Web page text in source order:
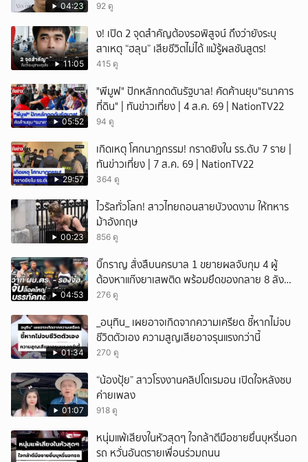
04:23 92 ดู
11:05
ึ้ง! เปิด 2 จุดสำคัญต้องรอพิสูจน์ ถึงว่ายังระบุ
สาเหตุ “ฮลุน” เสียชีวิตไม่ได้ แม้รู้ผลชันสูตร!
415 ดู
05:52
"พีมูฟ" ปักหลักกดดันรัฐบาล! คัดค้านยุบ"ธนาคาร
ที่ดิน" | ทันข่าวเที่ยง | 4 ส.ค. 69 | NationTV22
94 ดู
29:57
เกิดเหตุ โศกนาฏกรรม! กราดยิงใน รร.ดับ 7 ราย |
ทันข่าวเที่ยง | 7 ส.ค. 69 | NationTV22
364 ดู
00:23
ไวรัลทั่วโลก! สาวไทยถอนสายบัวงดงาม ให้ทหาร
ม้าอังกฤษ
856 ดู
04:53
บิ๊กราญ สั่งสืบนครบาล 1 ขยายผลจับกุม 4 ผู้
ต้องหาแก๊งยาเสพติด พร้อมยึดของกลาย 8 ลัง
ส่งผ่านขนส่งเอกชนเข้า กทม.
276 ดู
01:34
_อนุทิน_ เผยอาจเกิดจากความเครียด ชี้หากไม่จบ
ชีวิตตัวเอง ความสูญเสียอาจรุนแรงกว่านี้
270 ดู
01:07
“น้องปุ้ย” สาวโรงงานคลิปโดเรมอน เปิดใจหลังซบ
ค่ายเพลง
918 ดู
หนุ่มแพ้เสียงในหัวสุดๆ ใจกล้าตีมือชายยื่นบุหรี่นอก
รถ หวั่นอันตรายเพื่อนร่วมถนน